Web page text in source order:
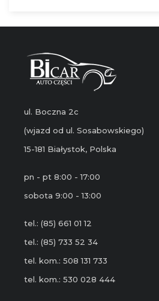
ul. Boczna 2c
(wjazd od ul. Sosabowskiego)
15-181 Białystok, Polska
pn - pt 8:00 - 17:00
sobota 9:00 - 13:00
tel.: (85) 661 01 12
tel.: (85) 733 52 34
tel. kom.: 508 131 733
tel. kom.: 530 028 444